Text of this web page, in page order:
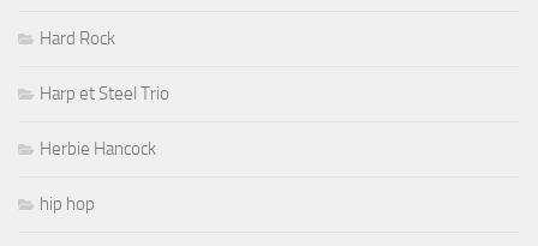
Hard Rock
Harp et Steel Trio
Herbie Hancock
hip hop